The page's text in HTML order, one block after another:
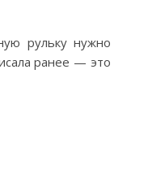
рульку нужно
ранее — это